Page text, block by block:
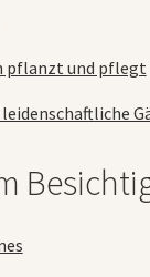
pflanzt und pflegt